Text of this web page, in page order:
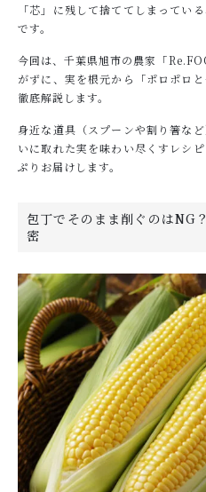
「芯」に残して捨ててしまってい
です。
今回は、千葉県旭市の農家「
がずに、実を根元から「ポロポロ
徹底解説します。
身近な道具（スプーンや割り箸な
いに取れた実を味わい尽くすレシ
ぷりお届けします。
包丁でそのまま削ぐのはNG
密